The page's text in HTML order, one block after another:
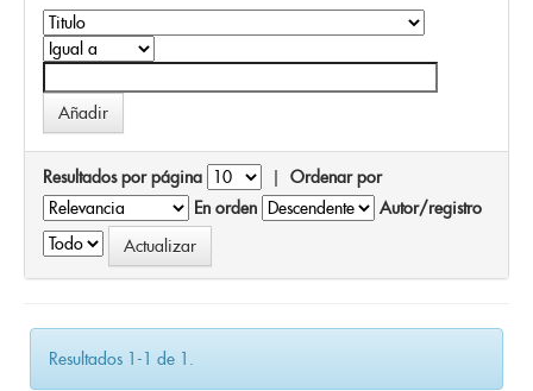
Resultados por página | Ordenar por
En orden
Autor/registro
Resultados 1-1 de 1.